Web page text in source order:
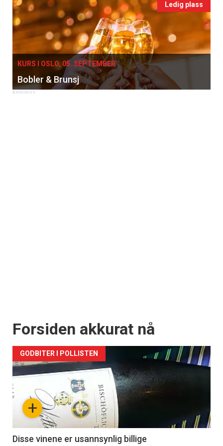
Ledig plass
KURS I OSLO, 05. SEPTEMBER
Bobler & Brunsj
Forsiden akkurat nå
+
GODBITER I POLLISTEN
Disse vinene er usannsynlig billige